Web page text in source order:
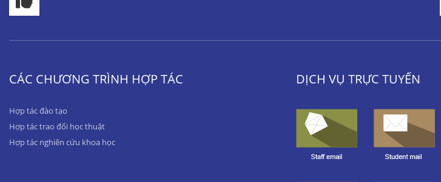
CÁC CHƯƠNG TRÌNH HỢP TÁC
Hợp tác đào tạo
Hợp tác trao đổi học thuật
Hợp tác nghiên cứu khoa học
DỊCH VỤ TRỰC TUYẾN